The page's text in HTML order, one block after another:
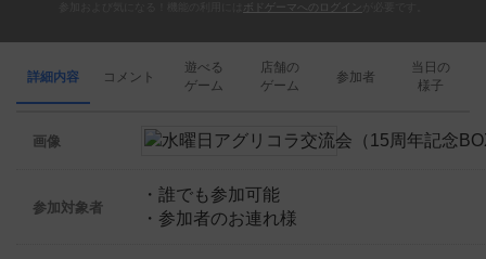
ボドゲーマへのログイン
詳細内容 コメント
遊べる
ゲーム
店舗の
ゲーム
参加者
当日の
様子
画像
参加対象者
・誰でも参加可能
・参加者のお連れ様